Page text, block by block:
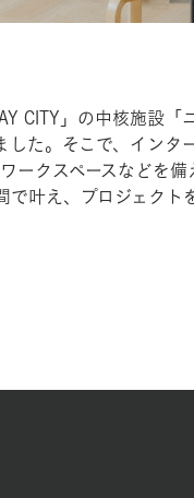
CITY」の中核施設
た。そこで、イン
ークスペースなどを
叶え、プロジェクト